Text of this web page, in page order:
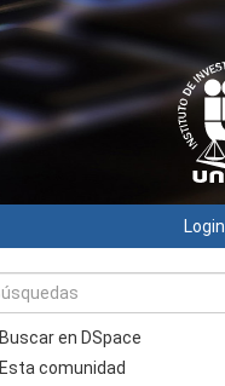
Login
Buscar en DSpace
Esta comunidad